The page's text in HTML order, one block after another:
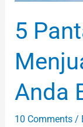
5
Anda
10 Comments /